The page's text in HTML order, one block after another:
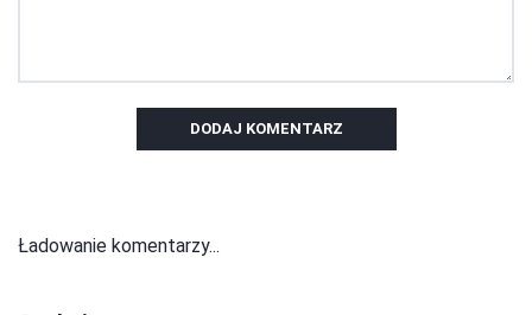
DODAJ KOMENTARZ
Ładowanie komentarzy...